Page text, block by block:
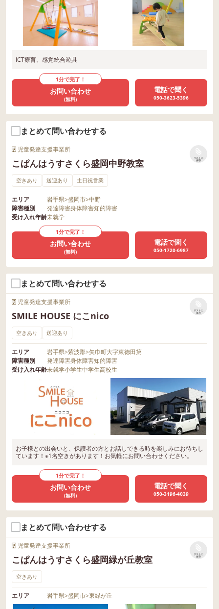
ICT療育、感覚統合遊具
1分で完了！
お問い合わせ
(無料)
電話で聞く
050-3623-5396
まとめて問い合わせする
児童発達支援事業所
こぱんはうすさくら盛岡中野教室
リストに
保存
空きあり 送迎あり 土日祝営業
エリア 岩手県>盛岡市>中野
障害種別
発達障害身体障害知的障害
受け入れ年齢未就学
1分で完了！
お問い合わせ
(無料)
電話で聞く
050-1720-6987
まとめて問い合わせする
児童発達支援事業所
SMILE HOUSE にこnico
リストに
保存
空きあり 送迎あり
エリア 岩手県>紫波郡>矢巾町大字東徳田第
障害種別
発達障害身体障害知的障害
受け入れ年齢未就学小学生中学生高校生
お子様との出会いと、保護者の方とお話しできる時を楽しみにお待ちし
ています！※1名空きがあります！お気軽にお問い合わせください。
1分で完了！
お問い合わせ
(無料)
電話で聞く
050-3196-4039
まとめて問い合わせする
児童発達支援事業所
こぱんはうすさくら盛岡緑が丘教室
リストに
保存
空きあり
エリア 岩手県>盛岡市>東緑が丘